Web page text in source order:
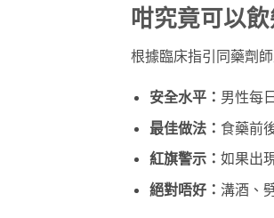
咁究竟可以
根據臨床指引同藥劑
安全水平： 男性每
最佳做法： 食藥前
紅旗警示： 如果出
絕對唔好： 溝酒、